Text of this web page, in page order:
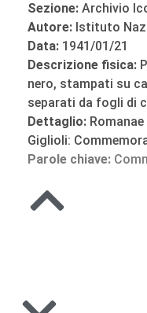
Sezione: Archivio
Autore: Istituto
Data: 1941/01/21
Descrizione fisica:
nero, stampati su
separati da fogli di
Dettaglio:
Giglioli:
Parole chiave: